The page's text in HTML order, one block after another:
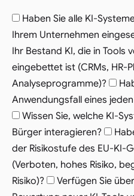
Haben Sie alle KI-
Ihrem Unternehmen
Ihr Bestand KI, die in Tools
eingebettet ist (CRMs, HR-
Analyseprogramme)?
Anwendungsfall eines
Wissen Sie, welche KI-
Bürger interagieren?
der Risikostufe des EU-KI-
(Verboten, hohes Risiko,
Risiko)?
Verfügen Sie